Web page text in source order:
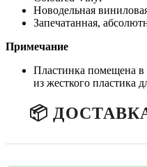
Новодельная
Запечатанная,
Примечание
Пластинка помещена
из жесткого пластика
📦